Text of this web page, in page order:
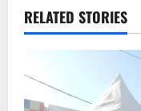
RELATED STORIES